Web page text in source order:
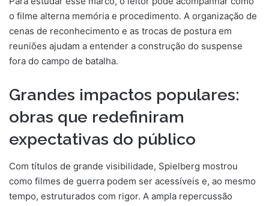
o filme alterna memória e procedimento. A organização de
cenas de reconhecimento e as trocas de postura em
reuniões ajudam a entender a construção do suspense
fora do campo de batalha.
Grandes impactos populares:
obras que redefiniram
expectativas do público
Com títulos de grande visibilidade, Spielberg mostrou
como filmes de guerra podem ser acessíveis e, ao mesmo
tempo, estruturados com rigor. A ampla repercussão